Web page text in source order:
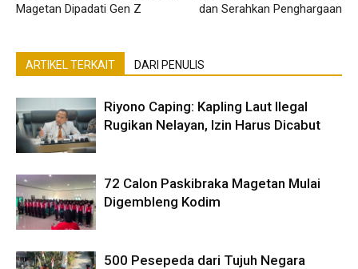
Magetan Dipadati Gen Z
dan Serahkan Penghargaan
ARTIKEL TERKAIT DARI PENULIS
Riyono Caping: Kapling Laut Ilegal
Rugikan Nelayan, Izin Harus Dicabut
72 Calon Paskibraka Magetan Mulai
Digembleng Kodim
500 Pesepeda dari Tujuh Negara